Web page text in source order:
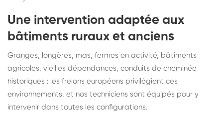
Une intervention adaptée aux
bâtiments ruraux et anciens
Granges, longères, mas, fermes en activité, bâtiments
agricoles, vieilles dépendances, conduits de cheminée
historiques : les frelons européens privilégient ces
environnements, et nos techniciens sont équipés pour y
intervenir dans toutes les configurations.